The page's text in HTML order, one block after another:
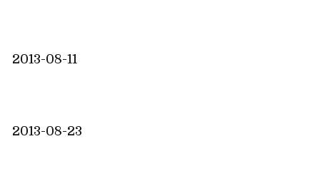
2013-08-11
2013-08-23